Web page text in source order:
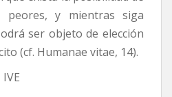
peores, y mientras siga
ser objeto de elección
(cf. Humanae vitae, 14).